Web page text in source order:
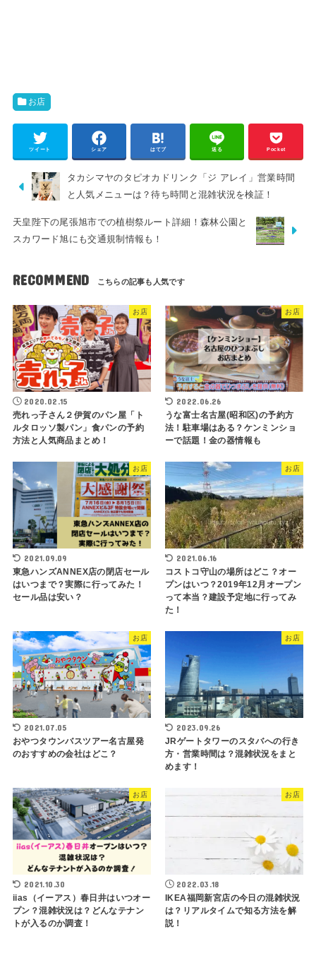
お店
ツイート シェア はてブ 送る Pocket
タカシマヤのタピオカドリンク「ジ アレイ」営業時間
と人気メニューは？待ち時間と混雑状況を検証！
天皇陛下の尾張旭市での植樹祭ルート詳細！森林公園と
スカワード旭にも交通規制情報も！
RECOMMEND
お店
2020.02.15
売れっ子さん２伊賀のパン屋「ト
ルタロッソ製パン」食パンの予約
方法と人気商品まとめ！
お店
2022.06.26
うな富士名古屋(昭和区)の予約方
法！駐車場はある？ケンミンショ
ーで話題！金の器情報も
お店
2021.09.09
東急ハンズANNEX店の閉店セール
はいつまで？実際に行ってみた！
セール品は安い？
お店
2021.06.16
コストコ守山の場所はどこ？オー
プンはいつ？2019年12月オープン
って本当？建設予定地に行ってみ
た！
お店
2021.07.05
おやつタウンバスツアー名古屋発
のおすすめの会社はどこ？
お店
2023.09.26
JRゲートタワーのスタバへの行き
方・営業時間は？混雑状況をまと
めます！
お店
2021.10.30
iias（イーアス）春日井はいつオー
プン？混雑状況は？どんなテナン
トが入るのか調査！
お店
2022.03.18
IKEA福岡新宮店の今日の混雑状況
は？リアルタイムで知る方法を解
説！